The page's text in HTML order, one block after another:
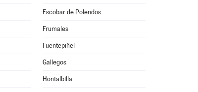
Escobar de Polendos
Frumales
Fuentepiñel
Gallegos
Hontalbilla